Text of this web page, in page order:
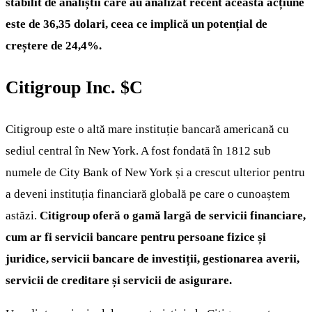
este de 36,35 dolari, ceea ce implică un potențial de
creștere de 24,4%.
Citigroup Inc. $C
Citigroup este o altă mare instituție bancară americană cu
sediul central în New York. A fost fondată în 1812 sub
numele de City Bank of New York și a crescut ulterior pentru
a deveni instituția financiară globală pe care o cunoaștem
astăzi. Citigroup oferă o gamă largă de servicii financiare,
cum ar fi servicii bancare pentru persoane fizice și
juridice, servicii bancare de investiții, gestionarea averii,
servicii de creditare și servicii de asigurare.